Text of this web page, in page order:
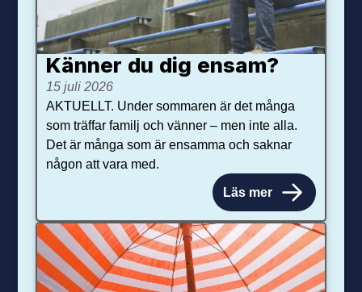
Känner du dig ensam?
15 juli 2026
AKTUELLT. Under sommaren är det många
som träffar familj och vänner – men inte alla.
Det är många som är ensamma och saknar
någon att vara med.
Läs mer